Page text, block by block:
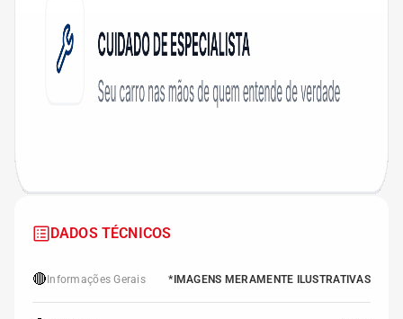
DADOS TÉCNICOS
🔴 Informações Gerais *IMAGENS MERAMENTE ILUSTRATIVAS